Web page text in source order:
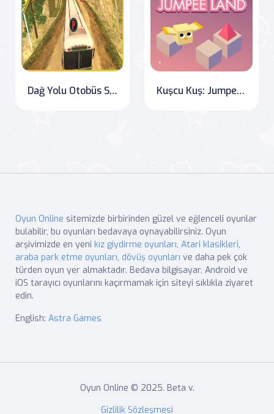
Dağ Yolu Otobüs Sürüş Simülatörü: Offroad Otobüs Sürücüsü Kuşcu Kuş: Jumpee Land Adventure
Oyun Online sitemizde birbirinden güzel ve eğlenceli oyunlar
bulabilir, bu oyunları bedavaya oynayabilirsiniz. Oyun
arşivimizde en yeni kız giydirme oyunları, Atari klasikleri,
araba park etme oyunları, dövüş oyunları ve daha pek çok
türden oyun yer almaktadır. Bedava bilgisayar, Android ve
iOS tarayıcı oyunlarını kaçırmamak için siteyi sıklıkla ziyaret
edin.
English: Astra Games
Oyun Online © 2025. Beta v.
Gizlilik Sözleşmesi